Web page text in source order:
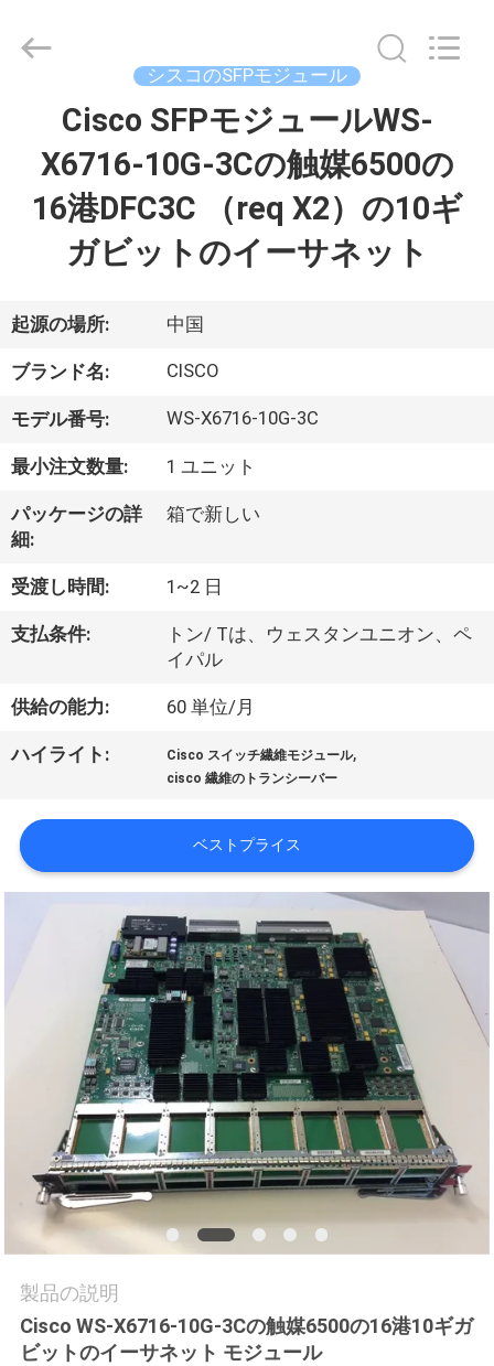
ビ
デ
オ
わ
た
し
ち
に
い
て
品
質
管
理
Equipment
シスコのSFPモジュール
Cisco SFPモジュールWS-
X6716-10G-3Cの触媒6500の
16港DFC3C （req X2）の10ギ
ガビットのイーサネット
起源の場所: 中国
ブランド名: CISCO
モデル番号: WS-X6716-10G-3C
最小注文数量: 1 ユニット
パッケージの詳
細:
箱で新しい
受渡し時間: 1~2 日
支払条件:
トン/ Tは、ウェスタンユニオン、ペ
イパル
供給の能力: 60 単位/月
ハイライト: Cisco スイッチ繊維モジュール,
cisco 繊維のトランシーバー
ベストプライス
製品の説明
Cisco WS-X6716-10G-3Cの触媒6500の16港10ギガ
ビットのイーサネット モジュール